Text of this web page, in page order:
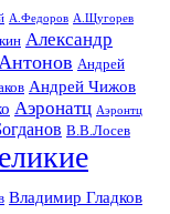
А.Федоров А.Щугорев
Александр
Андрей
Андрей Чижов
Аэронатц Аэронтц
В.В.Лосев
Владимир Гладков